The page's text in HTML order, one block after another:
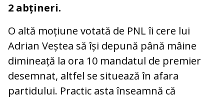
2 abțineri.
O altă moțiune votată de PNL îi cere lui
Adrian Veștea să își depună până mâine
dimineață la ora 10 mandatul de premier
desemnat, altfel se situează în afara
partidului. Practic asta înseamnă că